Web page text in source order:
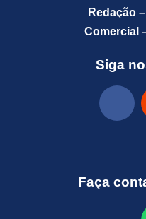
Redação
Comercial
Siga
Faça